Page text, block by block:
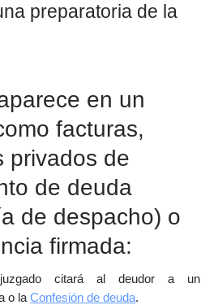
preparatoria de la
en un
facturas,
privados de
de deuda
de despacho) o
firmada:
citará al deudor a un
o laConfesión de deuda.